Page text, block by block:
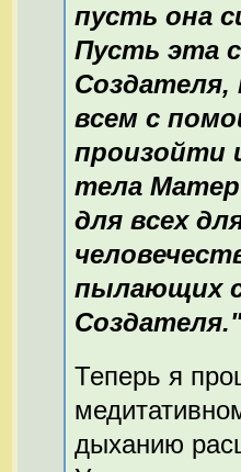
пусть она
Пусть эта
Создателя,
всем с
произойти
тела
для всех
пылающих
Создателя."
Теперь я
дыханию